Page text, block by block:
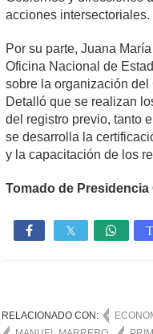
acciones intersectoriales.
Por su parte, Juana
Oficina Nacional de
sobre la organización
Detalló que se realizan
del registro previo, tanto
se desarrolla la
y la capacitación de los
Tomado de Presidencia
 T
RELACIONADO CON: